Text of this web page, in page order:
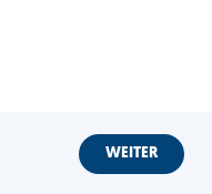
WEITER